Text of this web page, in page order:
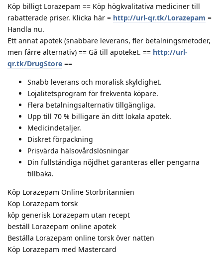
Köp billigt Lorazepam == Köp högkvalitativa mediciner till
rabatterade priser. Klicka här = http://url-qr.tk/Lorazepam =
Handla nu.
Ett annat apotek (snabbare leverans, fler betalningsmetoder,
men färre alternativ) == Gå till apoteket. == http://url-
qr.tk/DrugStore ==
Snabb leverans och moralisk skyldighet.
Lojalitetsprogram för frekventa köpare.
Flera betalningsalternativ tillgängliga.
Upp till 70 % billigare än ditt lokala apotek.
Medicindetaljer.
Diskret förpackning
Prisvärda hälsovårdslösningar
Din fullständiga nöjdhet garanteras eller pengarna
tillbaka.
Köp Lorazepam Online Storbritannien
Köp Lorazepam torsk
köp generisk Lorazepam utan recept
beställ Lorazepam online apotek
Beställa Lorazepam online torsk över natten
Köp Lorazepam med Mastercard